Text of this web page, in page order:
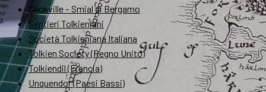
Sackville – Smial di Bergamo
Sentieri Tolkieniani
Società Tolkieniana Italiana
Tolkien Society (Regno Unito)
Tolkiendil (Francia)
Unquendor (Paesi Bassi)